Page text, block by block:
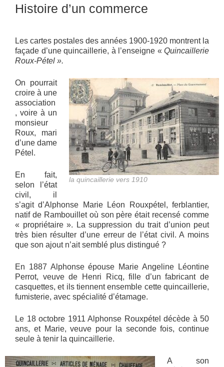
Histoire d’un commerce
Les cartes postales des années 1900-1920 montrent la
façade d’une quincaillerie, à l’enseigne « Quincaillerie
Roux-Pétel ».
la quincaillerie vers 1910
On pourrait
croire à une
association
, voire à un
monsieur
Roux, mari
d’une dame
Pétel.
En fait,
selon l’état
civil, il
s’agit d’Alphonse Marie Léon Rouxpétel, ferblantier,
natif de Rambouillet où son père était recensé comme
« propriétaire ». La suppression du trait d’union peut
très bien résulter d’une erreur de l’état civil. A moins
que son ajout n’ait semblé plus distingué ?
En 1887 Alphonse épouse Marie Angeline Léontine
Perrot, veuve de Henri Ricq, fille d’un fabricant de
casquettes, et ils tiennent ensemble cette quincaillerie,
fumisterie, avec spécialité d’étamage.
Le 18 octobre 1911 Alphonse Rouxpétel décède à 50
ans, et Marie, veuve pour la seconde fois, continue
seule à tenir la quincaillerie.
A son